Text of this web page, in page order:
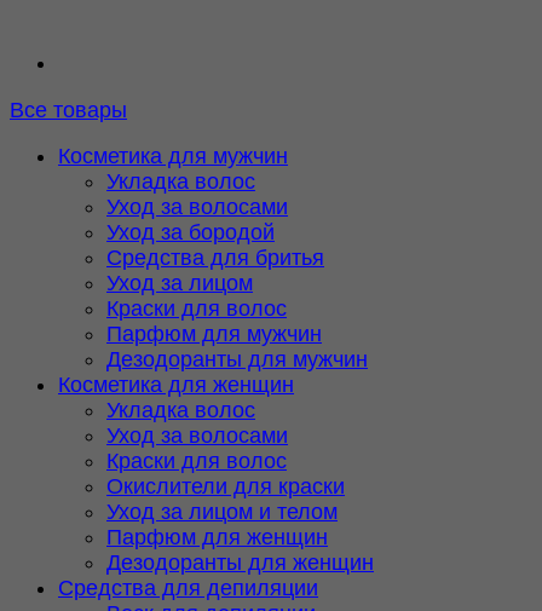
Все товары
Косметика для мужчин
Укладка волос
Уход за волосами
Уход за бородой
Средства для бритья
Уход за лицом
Краски для волос
Парфюм для мужчин
Дезодоранты для мужчин
Косметика для женщин
Укладка волос
Уход за волосами
Краски для волос
Окислители для краски
Уход за лицом и телом
Парфюм для женщин
Дезодоранты для женщин
Средства для депиляции